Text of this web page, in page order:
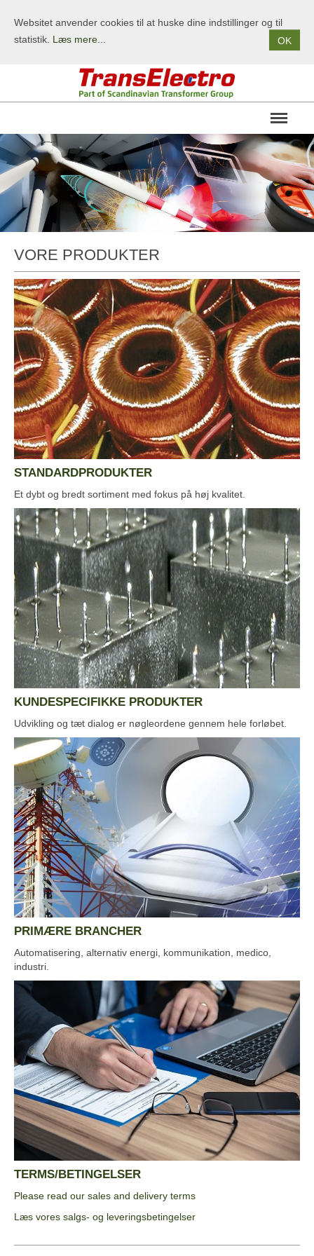
Websitet anvender cookies til at huske dine indstillinger og til
statistik. Læs mere... OK
OM OS
PRODUKTER
TERMS/BETINGELSER
KONTAKT
VORE PRODUKTER
STANDARDPRODUKTER
Et dybt og bredt sortiment med fokus på høj kvalitet.
KUNDESPECIFIKKE PRODUKTER
Udvikling og tæt dialog er nøgleordene gennem hele forløbet.
PRIMÆRE BRANCHER
Automatisering, alternativ energi, kommunikation, medico,
industri.
TERMS/BETINGELSER
Please read our sales and delivery terms
Læs vores salgs- og leveringsbetingelser